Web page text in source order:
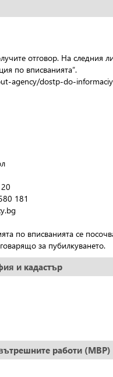
отговор. На
по вписванията“.
agency/dostp-do-
181
по вписванията се
за пубилкуването.
и кадастър
работи (МВР)